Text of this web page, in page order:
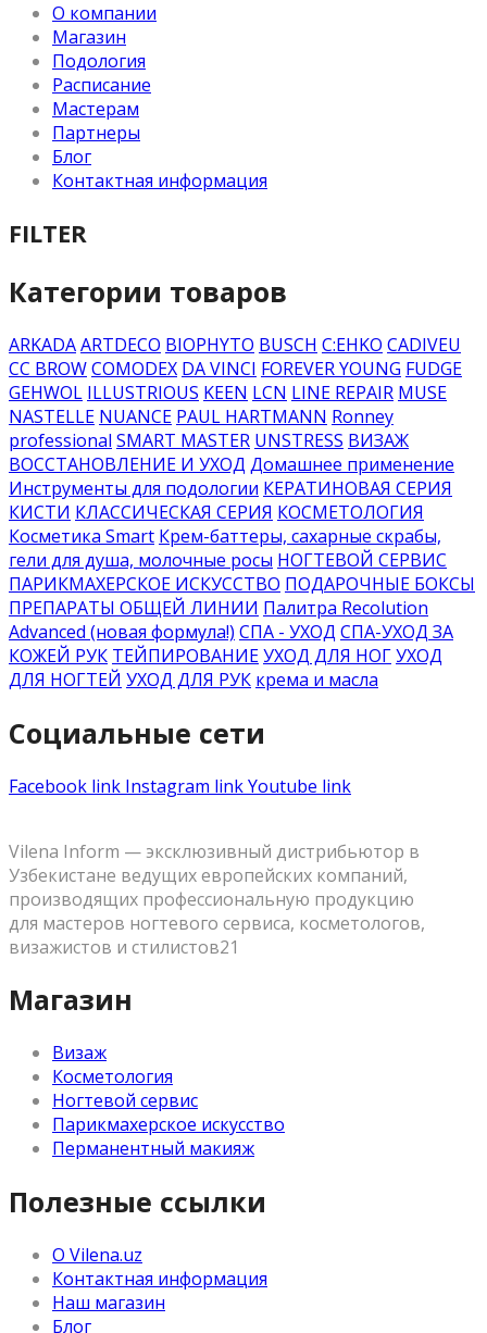
О компании
Магазин
Подология
Расписание
Мастерам
Партнеры
Блог
Контактная информация
FILTER
Категории товаров
ARKADAARTDECO BIOPHYTO BUSCH C:EHKO CADIVEU
CC BROWCOMODEX DA VINCI FOREVER YOUNG FUDGE
GEHWOL ILLUSTRIOUS KEEN LCN LINE REPAIR MUSE
NASTELLE NUANCE PAUL HARTMANN Ronney
professional SMART MASTER UNSTRESS ВИЗАЖ
ВОССТАНОВЛЕНИЕ И УХОД Домашнее применение
Инструменты для подологии КЕРАТИНОВАЯ СЕРИЯ
КИСТИ КЛАССИЧЕСКАЯ СЕРИЯ КОСМЕТОЛОГИЯ
Косметика Smart Крем-баттеры, сахарные скрабы,
гели для душа, молочные росы НОГТЕВОЙ СЕРВИС
ПАРИКМАХЕРСКОЕ ИСКУССТВО ПОДАРОЧНЫЕ БОКСЫ
ПРЕПАРАТЫ ОБЩЕЙ ЛИНИИ Палитра Recolution
Advanced (новая формула!) СПА - УХОД СПА-УХОД ЗА
КОЖЕЙ РУК ТЕЙПИРОВАНИЕУХОД ДЛЯ НОГУХОД
ДЛЯ НОГТЕЙ УХОД ДЛЯ РУК крема и масла
Социальные сети
Facebook link Instagram linkYoutube link
Vilena Inform — эксклюзивный дистрибьютор в
Узбекистане ведущих европейских компаний,
производящих профессиональную продукцию
для мастеров ногтевого сервиса, косметологов,
визажистов и стилистов21
Магазин
Визаж
Косметология
Ногтевой сервис
Парикмахерское искусство
Перманентный макияж
Полезные ссылки
О Vilena.uz
Контактная информация
Наш магазин
Блог